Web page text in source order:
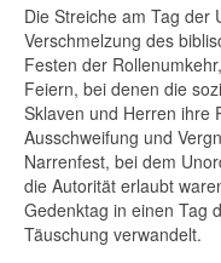
Feste,
April im
Der Dijous
Die
echtes
Die Streiche am Tag der
Verschmelzung des
Festen der
Feiern, bei denen die
Sklaven und Herren ihre
Ausschweifung und
Narrenfest, bei dem
die Autorität erlaubt
Gedenktag in einen Tag
Täuschung verwandelt.